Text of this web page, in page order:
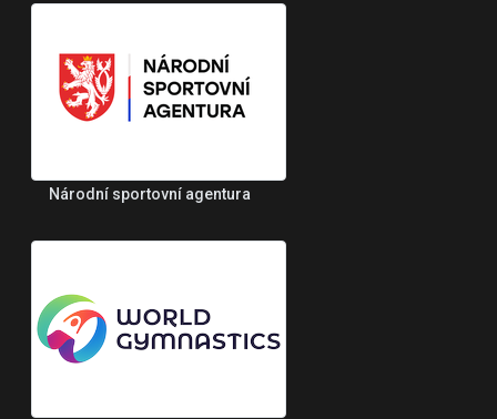
Národní sportovní agentura